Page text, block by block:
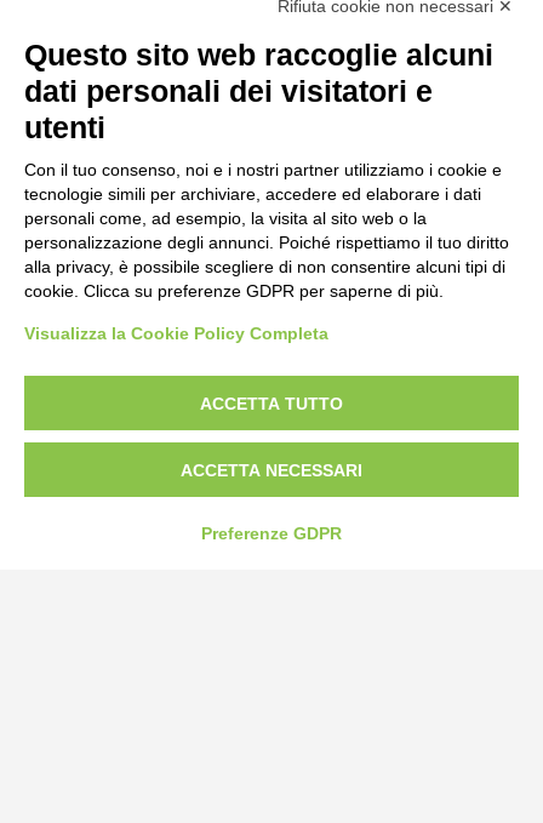
Strada Statale 231 Alba-Bra
Tel:0172-478161
Rifiuta cookie non necessari ✕
Questo sito web raccoglie alcuni
dati personali dei visitatori e
utenti
Con il tuo consenso, noi e i nostri partner utilizziamo i cookie e
tecnologie simili per archiviare, accedere ed elaborare i dati
personali come, ad esempio, la visita al sito web o la
personalizzazione degli annunci. Poiché rispettiamo il tuo diritto
alla privacy, è possibile scegliere di non consentire alcuni tipi di
cookie. Clicca su preferenze GDPR per saperne di più.
Visualizza la Cookie Policy Completa
ACCETTA TUTTO
ACCETTA NECESSARI
Preferenze GDPR